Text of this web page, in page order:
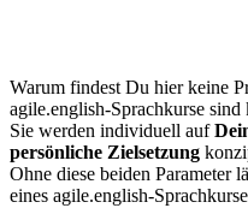
Warum findest Du hier keine
agile.english-Sprachkurse
Sie werden individuell auf
persönliche Zielsetzung
Ohne diese beiden Parameter
eines agile.english-